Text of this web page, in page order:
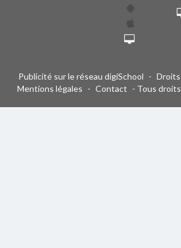
Publicité sur le réseau digiSchool -
Mentions légales - Contact - Tous